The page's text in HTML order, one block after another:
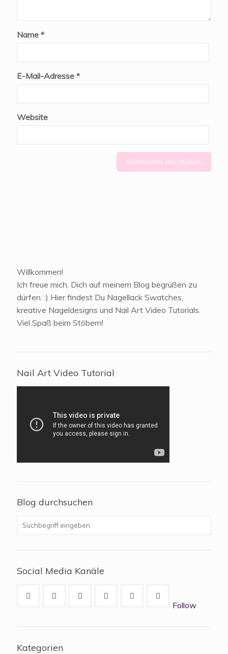
Name *
E-Mail-Adresse *
Website
Willkommen!
Ich freue mich, Dich auf meinem Blog begrüßen zu
dürfen. :) Hier findest Du Nagellack Swatches,
kreative Nageldesigns und Nail Art Video Tutorials.
Viel Spaß beim Stöbern!
Nail Art Video Tutorial
Blog durchsuchen
Social Media Kanäle
Follow
Kategorien